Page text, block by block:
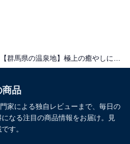
スあり
円
格
商品
家による独自レビューまで、毎日の
なる注目の商品情報をお届け。見
す。